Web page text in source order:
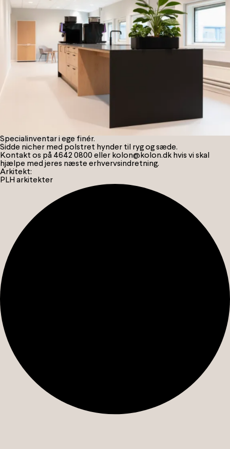
Specialinventar i ege finér.
Sidde nicher med polstret hynder til ryg og sæde.
Kontakt os på 4642 0800 eller kolon@kolon.dk hvis vi skal
hjælpe med jeres næste erhvervsindretning.
Arkitekt:
PLH arkitekter